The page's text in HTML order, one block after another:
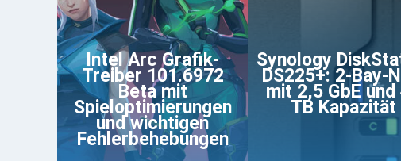
Intel Arc Grafik-
Treiber 101.6972
Beta mit
Spieloptimierungen
und wichtigen
Fehlerbehebungen
Synology
DS225+: 2-Bay-
mit 2,5 GbE und
TB Kapazität